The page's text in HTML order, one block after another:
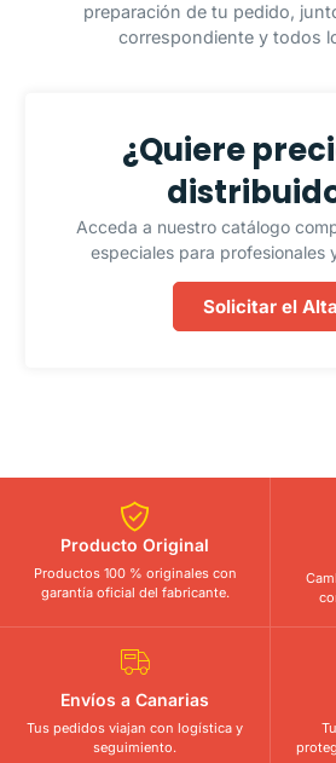
preparación de tu pedido,
correspondiente y todos
¿Quiere
Acceda a nuestro catálogo
especiales para profesionales
Solicitar el Alta
Producto Original
Productos 100 % originales con
garantía oficial del fabricante.
Envíos a Canarias
Tus pedidos viajan con logística y
seguimiento.